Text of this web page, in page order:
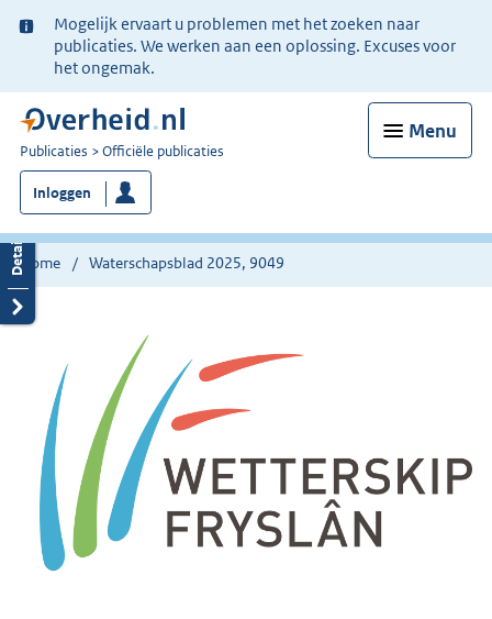
Ter
informatie:
Mogelijk ervaart u problemen met het zoeken naar
publicaties. We werken aan een oplossing. Excuses voor
het ongemak.
Menu
U
bent
nu
hier:
Publicaties Officiële publicaties
Inloggen
Home Waterschapsblad 2025, 9049